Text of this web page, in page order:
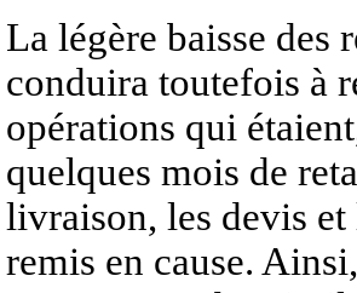
La légère baisse des
conduira toutefois à
opérations qui
quelques mois de
livraison, les devis et
remis en cause.